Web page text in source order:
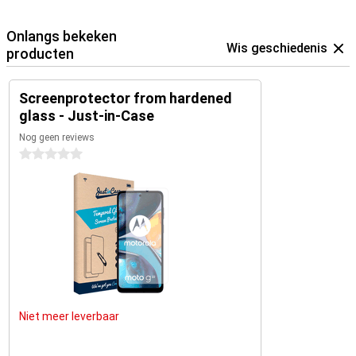
Onlangs bekeken
producten
Wis geschiedenis
Screenprotector from hardened
glass - Just-in-Case
Nog geen reviews
0 sterren
Niet meer leverbaar